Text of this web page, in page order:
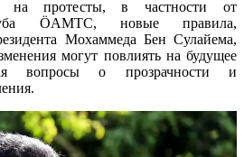
на протесты, в частности от
ÖAMTC, новые правила,
Мохаммеда Бен Сулайема,
могут повлиять на будущее
вопросы о прозрачности и